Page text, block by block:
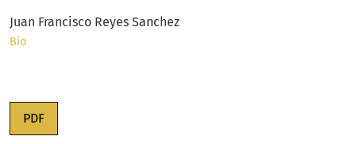
Juan Francisco Reyes Sanchez
Bio
PDF